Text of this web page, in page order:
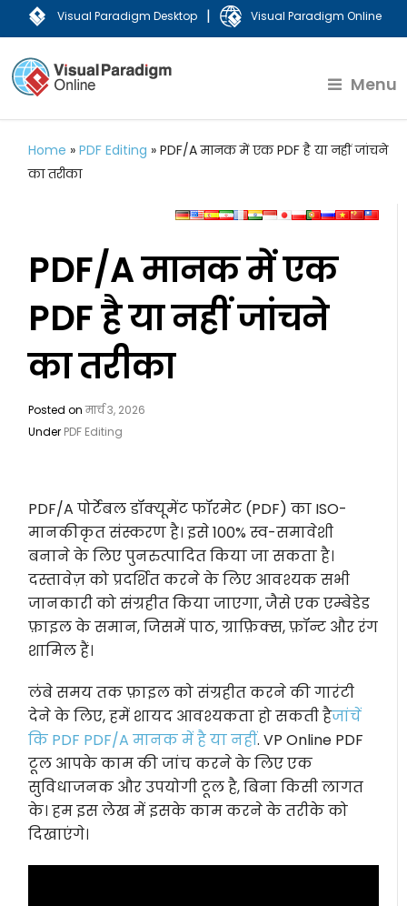
Visual Paradigm Desktop | Visual Paradigm Online
Menu
Home »PDF Editing »PDF/A मानक में एक PDF है या नहीं जांचने
का तरीका
PDF/A मानक में एक
PDF है या नहीं जांचने
का तरीका
Posted onमार्च 3, 2026
Under PDF Editing
PDF/A पोर्टेबल डॉक्यूमेंट फॉरमेट (PDF) का ISO-
मानकीकृत संस्करण है। इसे 100% स्व-समावेशी
बनाने के लिए पुनरुत्पादित किया जा सकता है।
दस्तावेज़ को प्रदर्शित करने के लिए आवश्यक सभी
जानकारी को संग्रहीत किया जाएगा, जैसे एक एम्बेडेड
फ़ाइल के समान, जिसमें पाठ, ग्राफ़िक्स, फ़ॉन्ट और रंग
शामिल हैं।
लंबे समय तक फ़ाइल को संग्रहीत करने की गारंटी
देने के लिए, हमें शायद आवश्यकता हो सकती हैजांचें
कि PDF PDF/A मानक में है या नहीं. VP Online PDF
टूल आपके काम की जांच करने के लिए एक
सुविधाजनक और उपयोगी टूल है, बिना किसी लागत
के। हम इस लेख में इसके काम करने के तरीके को
दिखाएंगे।